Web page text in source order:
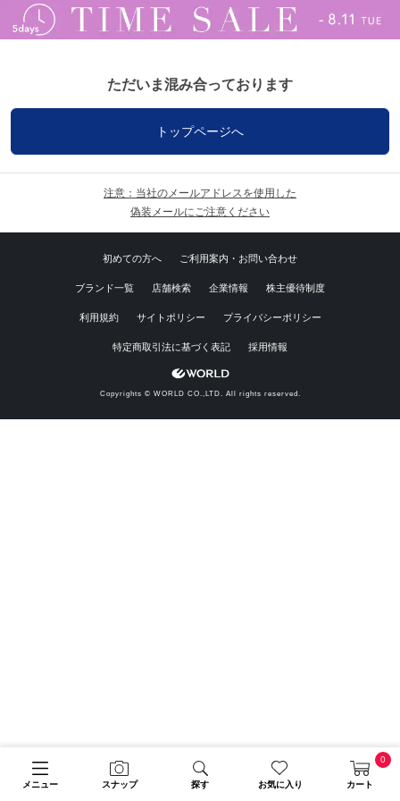
メニュー スナップ 探す お気に入り カート
0
ただいま混み合っております
トップページへ
注意：当社のメールアドレスを使用した
偽装メールにご注意ください
初めての方へ ご利用案内・お問い合わせ
ブランド一覧 店舗検索 企業情報 株主優待制度
利用規約 サイトポリシー プライバシーポリシー
特定商取引法に基づく表記 採用情報
Copyrights © WORLD CO.,LTD. All rights reserved.